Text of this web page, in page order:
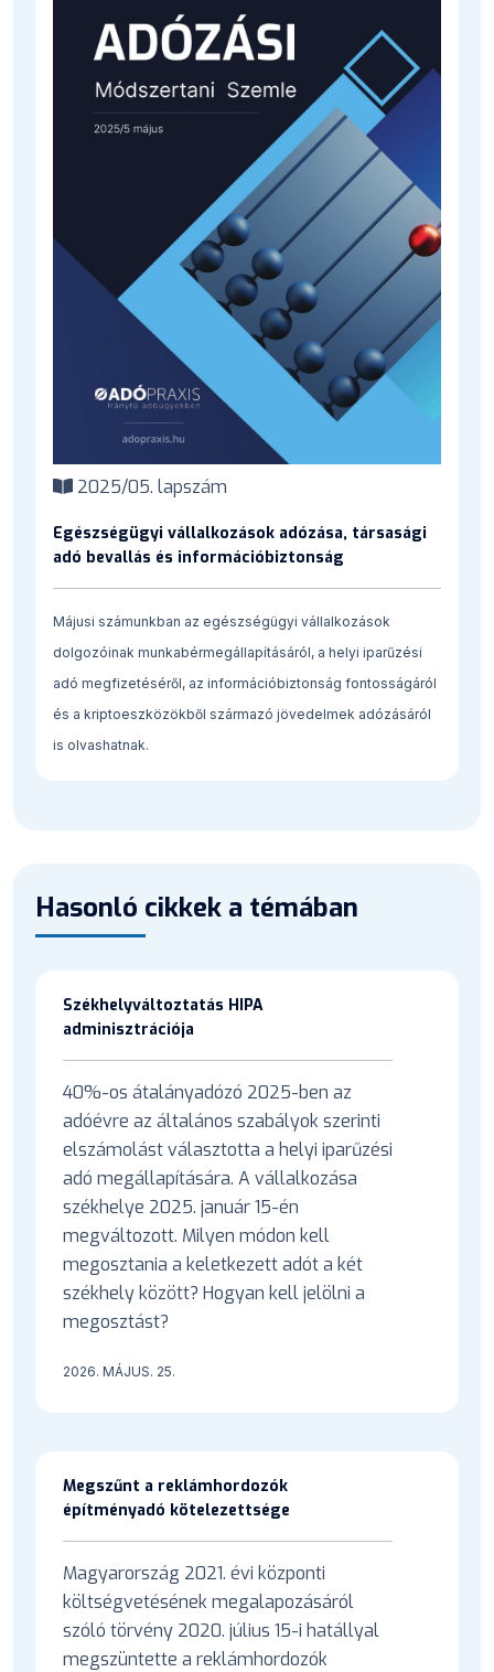
2025/05. lapszám
Egészségügyi vállalkozások adózása, társasági
adó bevallás és információbiztonság
Májusi számunkban az egészségügyi vállalkozások
dolgozóinak munkabérmegállapításáról, a helyi iparűzési
adó megfizetéséről, az információbiztonság fontosságáról
és a kriptoeszközökből származó jövedelmek adózásáról
is olvashatnak.
Hasonló cikkek a témában
Székhelyváltoztatás HIPA
adminisztrációja
40%-os átalányadózó 2025-ben az
adóévre az általános szabályok szerinti
elszámolást választotta a helyi iparűzési
adó megállapítására. A vállalkozása
székhelye 2025. január 15-én
megváltozott. Milyen módon kell
megosztania a keletkezett adót a két
székhely között? Hogyan kell jelölni a
megosztást?
2026. MÁJUS. 25.
Megszűnt a reklámhordozók
építményadó kötelezettsége
Magyarország 2021. évi központi
költségvetésének megalapozásáról
szóló törvény 2020. július 15-i hatállyal
megszüntette a reklámhordozók